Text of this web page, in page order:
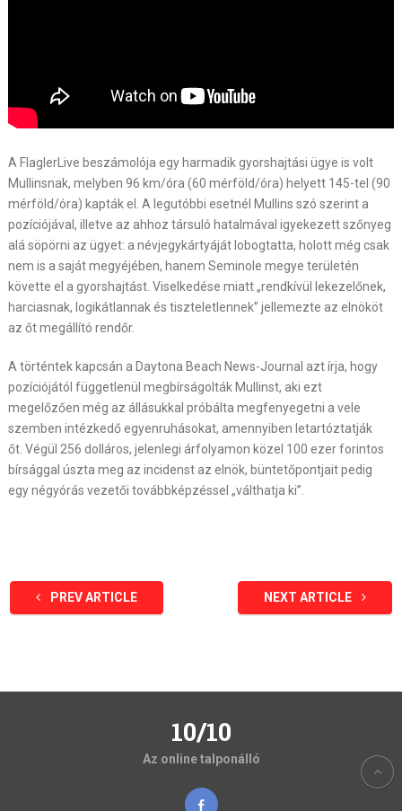
A FlaglerLive beszámolója egy harmadik gyorshajtási ügye is volt
Mullinsnak, melyben 96 km/óra (60 mérföld/óra) helyett 145-tel (90
mérföld/óra) kapták el. A legutóbbi esetnél Mullins szó szerint a
pozíciójával, illetve az ahhoz társuló hatalmával igyekezett szőnyeg
alá söpörni az ügyet: a névjegykártyáját lobogtatta, holott még csak
nem is a saját megyéjében, hanem Seminole megye területén
követte el a gyorshajtást. Viselkedése miatt „rendkívül lekezelőnek,
harciasnak, logikátlannak és tiszteletlennek” jellemezte az elnököt
az őt megállító rendőr.
A történtek kapcsán a Daytona Beach News-Journal azt írja, hogy
pozíciójától függetlenül megbírságolták Mullinst, aki ezt
megelőzően még az állásukkal próbálta megfenyegetni a vele
szemben intézkedő egyenruhásokat, amennyiben letartóztatják
őt. Végül 256 dolláros, jelenlegi árfolyamon közel 100 ezer forintos
bírsággal úszta meg az incidenst az elnök, büntetőpontjait pedig
egy négyórás vezetői továbbképzéssel „válthatja ki”.
PREV ARTICLE NEXT ARTICLE
10/10
Az online talponálló